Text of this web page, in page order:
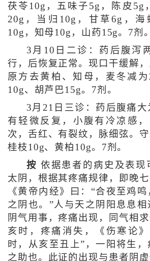
茯苓10g，五味子5g，陈皮5g
20g，当归10g，甘草6g，海
10g，知母10g，山药15g。7剂。
3月10日二诊：药后腹泻
行，后恢复正常。现口干缓解
原方去黄柏、知母，麦冬减
10g、胡芦巴15g。7剂。
3月21日三诊：药后腹痛
有轻微反复，小腹有冷凉感
次，舌红、有裂纹，脉细弦。
桂枝10g、黄柏10g。7剂。
按 依据患者的病史及表现
太阴，根据其疼痛规律，即晚七
《黄帝内经》曰：“合夜至鸡
之阴也。”人与天之阴阳息息
阴气用事，疼痛出现，同气相
亥时，疼痛消失，《伤寒论
时，从亥至丑上”，一阳将生
之助也。此证的出现与患者阴虚